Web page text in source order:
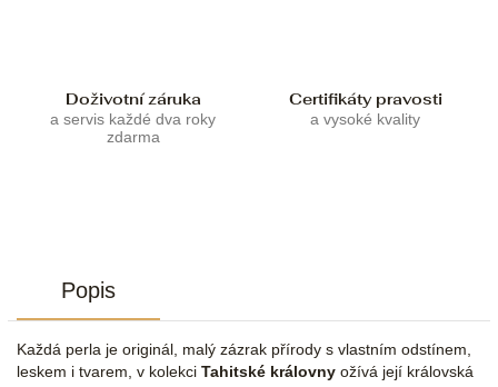
Doživotní záruka
a servis každé dva roky
zdarma
Certifikáty pravosti
a vysoké kvality
Popis
Každá perla je originál, malý zázrak přírody s vlastním odstínem,
leskem i tvarem, v kolekci Tahitské královny ožívá její královská